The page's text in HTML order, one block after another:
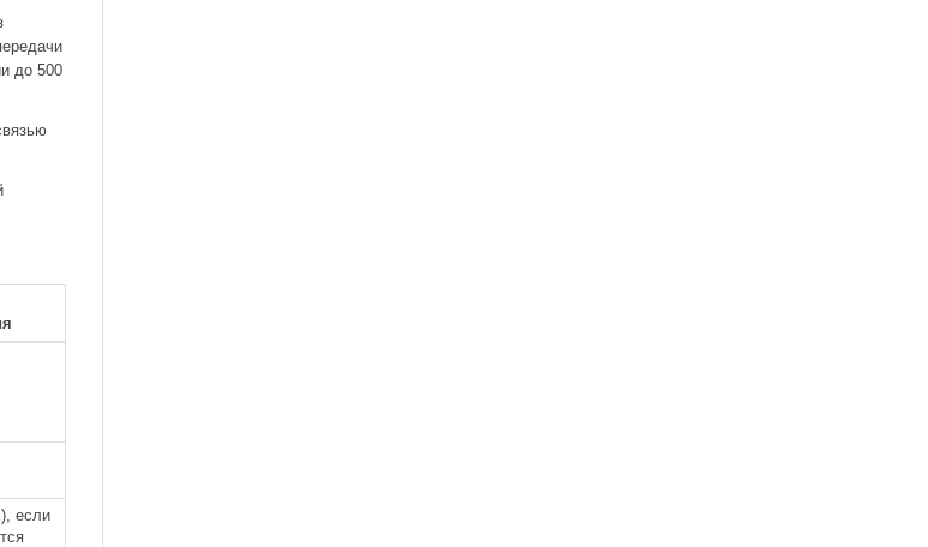
до 500
если